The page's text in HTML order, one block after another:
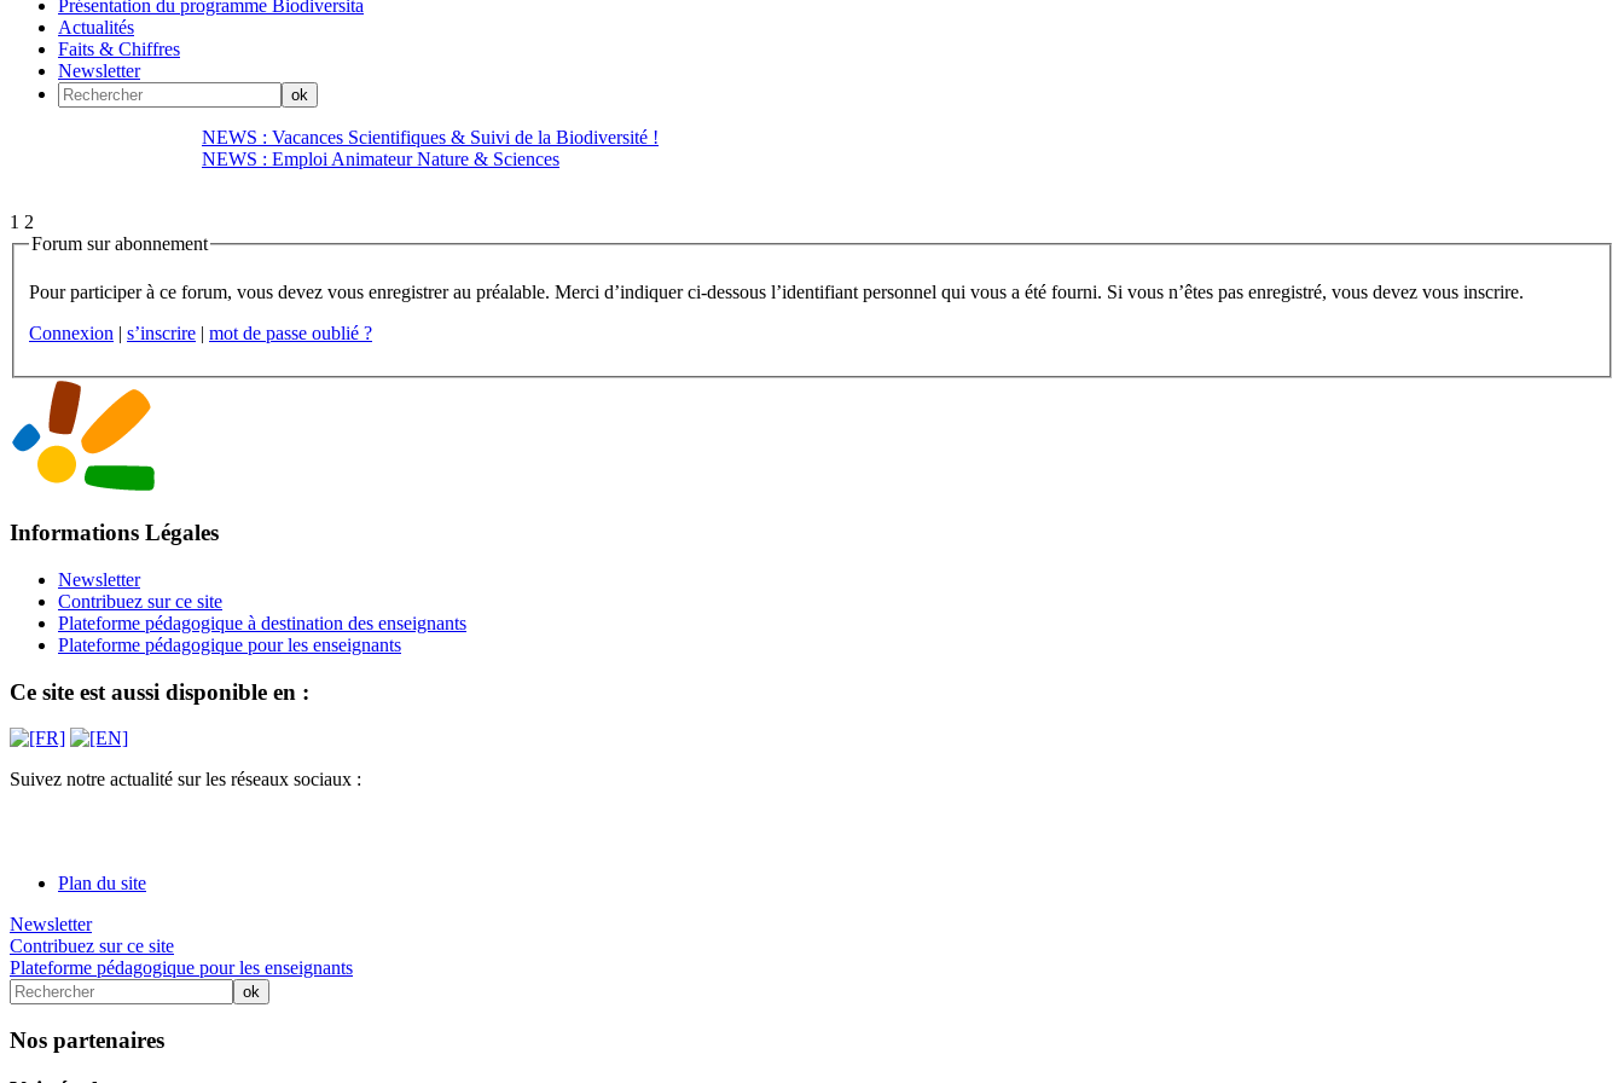
Présentation du programme Biodiversita
Actualités
Faits & Chiffres
Newsletter
NEWS : Vacances Scientifiques & Suivi de la Biodiversité !
NEWS : Emploi Animateur Nature & Sciences
1 2
Forum sur abonnement
Pour participer à ce forum, vous devez vous enregistrer au préalable. Merci d’indiquer ci-dessous l’identifiant personnel qui vous a été fourni. Si vous n’êtes pas enregistré, vous devez vous inscrire.
Connexion | s’inscrire | mot de passe oublié ?
Informations Légales
Newsletter
Contribuez sur ce site
Plateforme pédagogique à destination des enseignants
Plateforme pédagogique pour les enseignants
Ce site est aussi disponible en :
Suivez notre actualité sur les réseaux sociaux :
Plan du site
Newsletter
Contribuez sur ce site
Plateforme pédagogique pour les enseignants
Nos partenaires